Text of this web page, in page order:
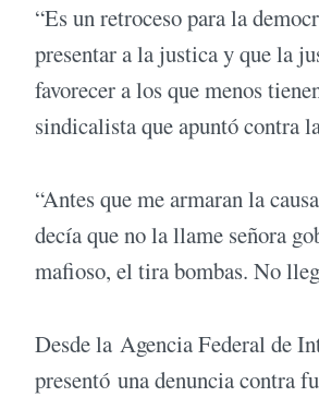
“Es un retroceso para la
presentar a la justica y que la
favorecer a los que menos
sindicalista que apuntó contra
“Antes que me armaran la
decía que no la llame señora
mafioso, el tira bombas. No
Desde la Agencia Federal de
presentó una denuncia contra